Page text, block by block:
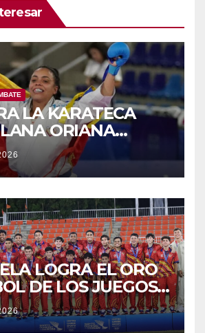
LA KARATECA
ORIANA
LOGRA EL ORO
DE LOS JUEGOS